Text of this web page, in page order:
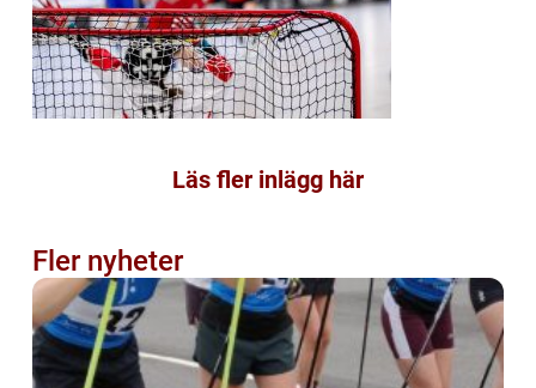
Läs fler inlägg här
Fler nyheter